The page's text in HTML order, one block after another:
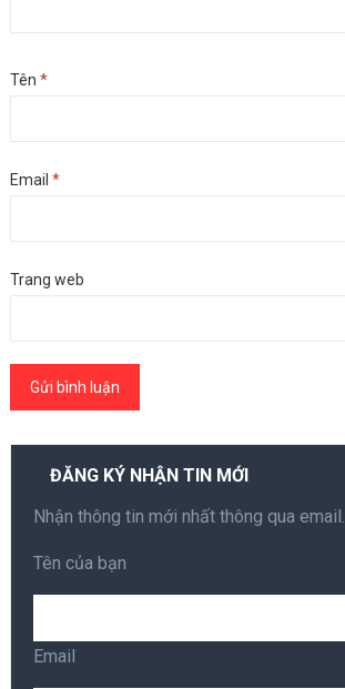
Tên *
Email *
Trang web
ĐĂNG KÝ NHẬN TIN MỚI
Nhận thông tin mới nhất thông qua email.
Tên của bạn
Email